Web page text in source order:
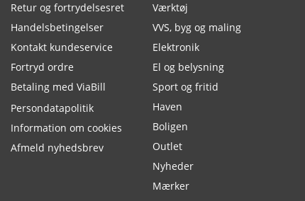
Retur og fortrydelsesret
Handelsbetingelser
Kontakt kundeservice
Fortryd ordre
Betaling med ViaBill
Persondatapolitik
Information om cookies
Afmeld nyhedsbrev
Værktøj
VVS, byg og maling
Elektronik
El og belysning
Sport og fritid
Haven
Boligen
Outlet
Nyheder
Mærker